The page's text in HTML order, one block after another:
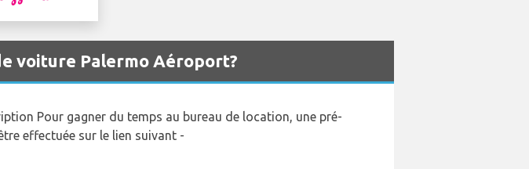
voiture Palermo Aéroport?
Pour gagner du temps au bureau de location, une pré-
effectuée sur le lien suivant -